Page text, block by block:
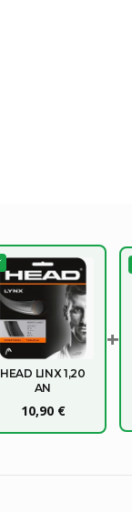
HEAD LINX 1,20
AN
10,90 €
+